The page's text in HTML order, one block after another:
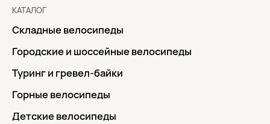
КАТАЛОГ
Складные велосипеды
Городские и шоссейные велосипеды
Туринг и гревел-байки
Горные велосипеды
Детские велосипеды